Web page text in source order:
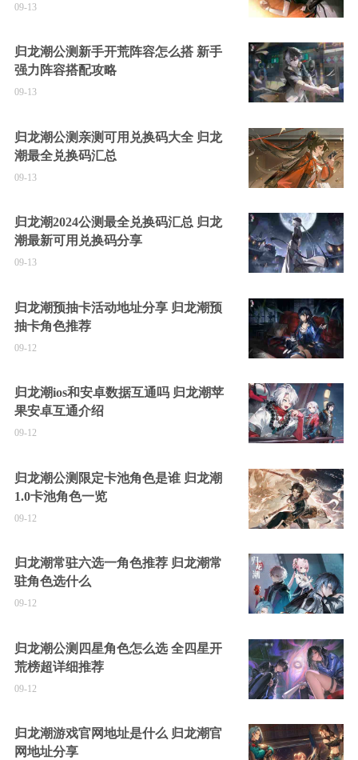
09-13
归龙潮公测新手开荒阵容怎么搭 新手
强力阵容搭配攻略
09-13
归龙潮公测亲测可用兑换码大全 归龙
潮最全兑换码汇总
09-13
归龙潮2024公测最全兑换码汇总 归龙
潮最新可用兑换码分享
09-13
归龙潮预抽卡活动地址分享 归龙潮预
抽卡角色推荐
09-12
归龙潮ios和安卓数据互通吗 归龙潮苹
果安卓互通介绍
09-12
归龙潮公测限定卡池角色是谁 归龙潮
1.0卡池角色一览
09-12
归龙潮常驻六选一角色推荐 归龙潮常
驻角色选什么
09-12
归龙潮公测四星角色怎么选 全四星开
荒榜超详细推荐
09-12
归龙潮游戏官网地址是什么 归龙潮官
网地址分享